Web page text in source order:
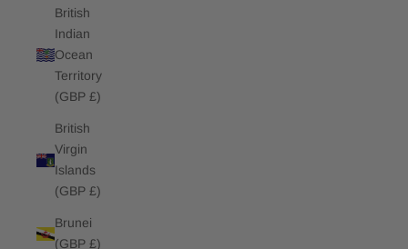
British
Indian
Ocean
Territory
(GBP £)
British
Virgin
Islands
(GBP £)
Brunei
(GBP £)